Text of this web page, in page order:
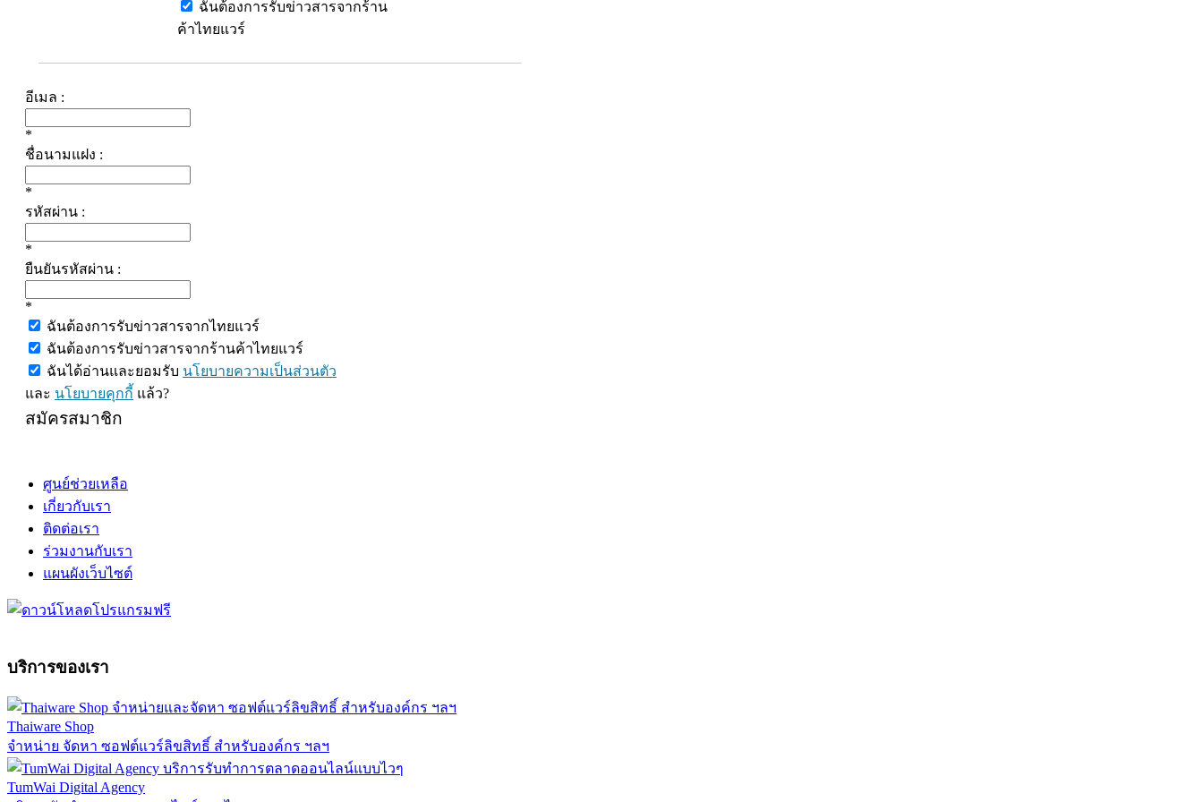
ฉันต้องการรับข่าวสารจากร้าน
ค้าไทยแวร์
อีเมล :
*
ชื่อนามแฝง :
*
รหัสผ่าน :
*
ยืนยันรหัสผ่าน :
*
ฉันต้องการรับข่าวสารจากไทยแวร์
ฉันต้องการรับข่าวสารจากร้านค้าไทยแวร์
ฉันได้อ่านและยอมรับ นโยบายความเป็นส่วนตัว
และ นโยบายคุกกี้ แล้ว?
สมัครสมาชิก
ศูนย์ช่วยเหลือ
เกี่ยวกับเรา
ติดต่อเรา
ร่วมงานกับเรา
แผนผังเว็บไซต์
บริการของเรา
Thaiware Shop
จำหน่าย จัดหา ซอฟต์แวร์ลิขสิทธิ์ สำหรับองค์กร ฯลฯ
TumWai Digital Agency